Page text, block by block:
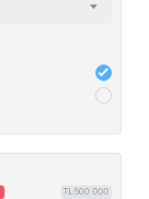
TL500 000